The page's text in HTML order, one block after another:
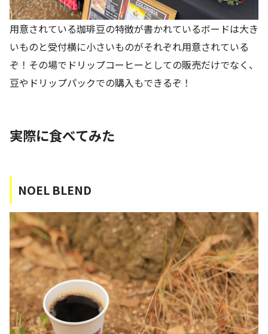
用意されている珈琲豆の特徴が書かれているボードは大き
いものと受付横に小さいものがそれぞれ用意されている
ぞ！その場でドリップコーヒーとしての販売だけでなく、
豆やドリップパックでの購入もできるぞ！
実際に食べてみた
NOEL BLEND